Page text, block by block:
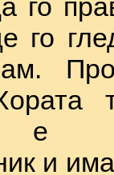
го
го
е
и